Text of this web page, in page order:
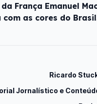
França Emanuel
as cores do
Ricardo
Jornalístico e